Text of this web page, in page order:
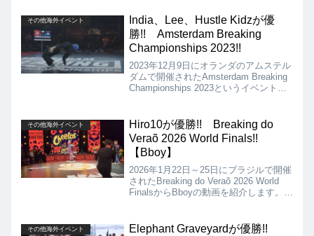
その他海外イベント
India、Lee、Hustle Kidzが優
勝!! Amsterdam Breaking
Championships 2023!!
2023年12月9日にオランダのアムステル
ダムで開催されたAmsterdam Breaking
Championships 2023というイベントの
のバトルとなっています。
その他海外イベント
Hiro10が優勝!! Breaking do
Veraõ 2026 World Finals!!
【Bboy】
2026年1月22日～25日にブラジルで開催
されたBreaking do Veraõ 2026 World
FinalsからBboyの動画を紹介します。決
た!!
その他海外イベント
Elephant Graveyardが優勝!!